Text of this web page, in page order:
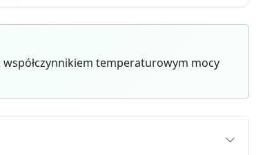
współczynnikiem temperaturowym mocy